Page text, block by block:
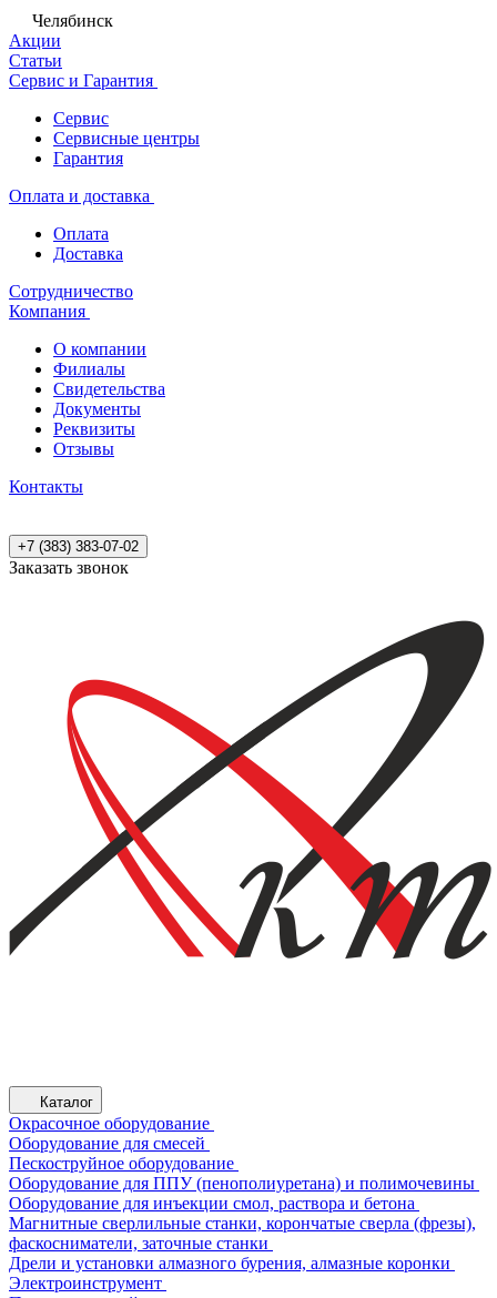
Челябинск
Акции
Статьи
Сервис и Гарантия
Сервис
Сервисные центры
Гарантия
Оплата и доставка
Оплата
Доставка
Сотрудничество
Компания
О компании
Филиалы
Свидетельства
Документы
Реквизиты
Отзывы
Контакты
+7 (383) 383-07-02
Заказать звонок
Каталог
Окрасочное оборудование
Оборудование для смесей
Пескоструйное оборудование
Оборудование для ППУ (пенополиуретана) и полимочевины
Оборудование для инъекции смол, раствора и бетона
Магнитные сверлильные станки, корончатые сверла (фрезы),
фаскосниматели, заточные станки
Дрели и установки алмазного бурения, алмазные коронки
Электроинструмент